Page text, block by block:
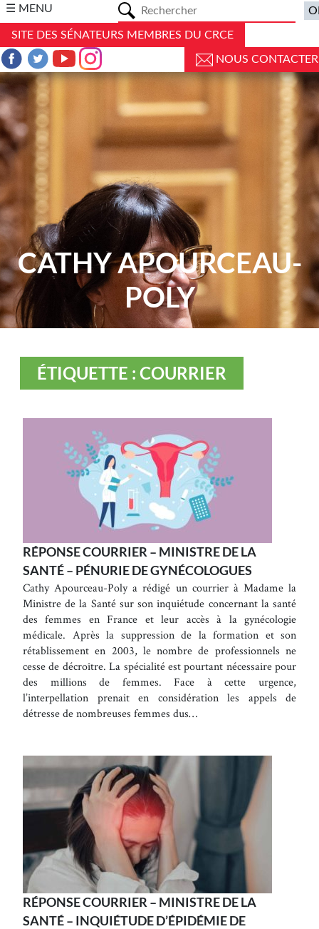
☰ MENU
SITE DES SÉNATEURS MEMBRES DU CRCE
NOUS CONTACTER
CATHY APOURCEAU-
POLY
ÉTIQUETTE : COURRIER
RÉPONSE COURRIER – MINISTRE DE LA
SANTÉ – PÉNURIE DE GYNÉCOLOGUES
Cathy Apourceau-Poly a rédigé un courrier à Madame la
Ministre de la Santé sur son inquiétude concernant la santé
des femmes en France et leur accès à la gynécologie
médicale. Après la suppression de la formation et son
rétablissement en 2003, le nombre de professionnels ne
cesse de décroître. La spécialité est pourtant nécessaire pour
des millions de femmes. Face à cette urgence,
l’interpellation prenait en considération les appels de
détresse de nombreuses femmes dus…
RÉPONSE COURRIER – MINISTRE DE LA
SANTÉ – INQUIÉTUDE D’ÉPIDÉMIE DE